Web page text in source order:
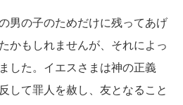
男の子のためだけに残ってあげ
かもしれませんが、それによっ
した。イエスさまは神の正義
して罪人を赦し、友となること